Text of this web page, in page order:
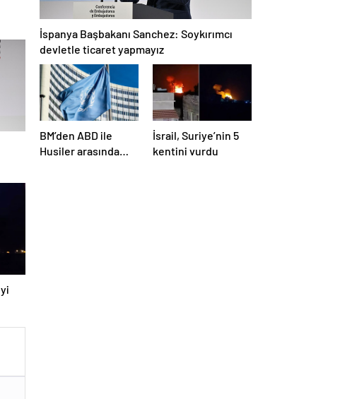
İspanya Başbakanı Sanchez: Soykırımcı
devletle ticaret yapmayız
BM’den ABD ile
Husiler arasında
İsrail, Suriye’nin 5
kentini vurdu